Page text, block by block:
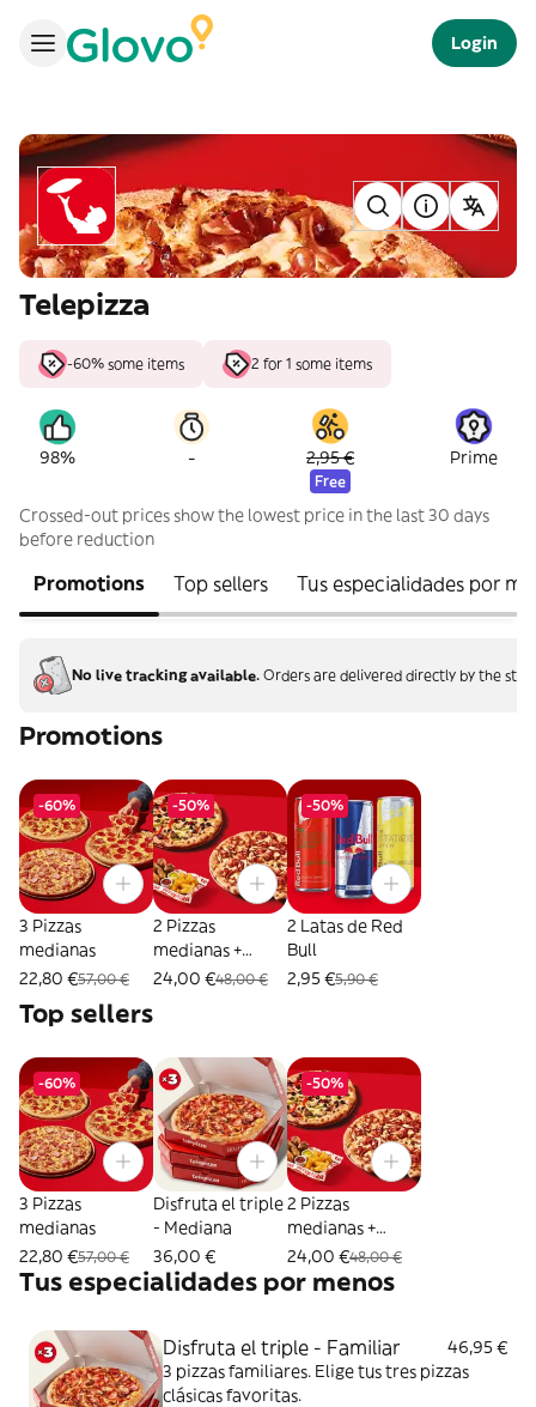
Login
Telepizza
-60% some items 2 for 1 some items
98% - 2,95 €
Free
Prime
Crossed-out prices show the lowest price in the last 30 days
before reduction
Promotions Top sellers Tus especialidades por
No live tracking available. Orders are delivered directly by the
Promotions
-60%
3 Pizzas
medianas
22,80 €57,00 €
-50%
2 Pizzas
medianas +
Combo Mix
24,00 €48,00 €
-50%
2 Latas de Red
Bull
2,95 €5,90 €
Top sellers
-60%
3 Pizzas
medianas
22,80 €57,00 €
Disfruta el triple
- Mediana
36,00 €
-50%
2 Pizzas
medianas +
Combo Mix
24,00 €48,00 €
Tus especialidades por menos
Disfruta el triple - Familiar
46,95 €
3 pizzas familiares. Elige tus tres pizzas
clásicas favoritas.